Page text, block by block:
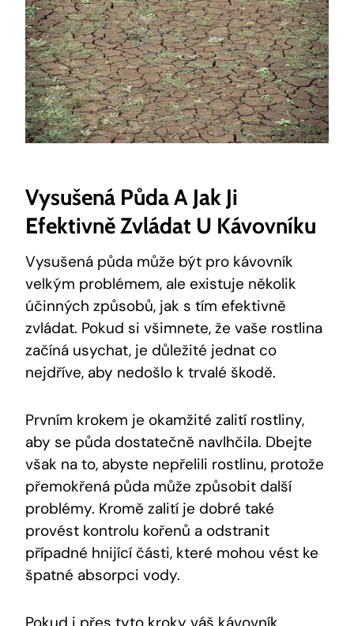
Vysušená Půda A Jak Ji
Efektivně Zvládat U Kávovníku
Vysušená půda může být pro kávovník
velkým problémem, ale existuje několik
účinných způsobů, jak s tím efektivně
zvládat. Pokud si všimnete, že vaše rostlina
začíná usychat, je důležité jednat co
nejdříve, aby nedošlo k trvalé škodě.
Prvním krokem je okamžité zalití rostliny,
aby se půda dostatečně navlhčila. Dbejte
však na to, abyste nepřelili rostlinu, protože
přemokřená půda může způsobit další
problémy. Kromě zalití je dobré také
provést kontrolu kořenů a odstranit
případné hnijící části, které mohou vést ke
špatné absorpci vody.